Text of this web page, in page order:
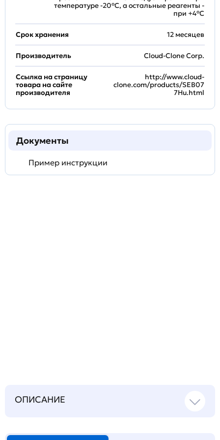
температуре -20°C, а остальные реагенты -
при +4°С
Срок хранения 12 месяцев
Производитель Cloud-Clone Corp.
Ссылка на страницу
товара на сайте
производителя
http://www.cloud-
clone.com/products/SEB07
7Hu.html
Документы
Пример инструкции
ОПИСАНИЕ